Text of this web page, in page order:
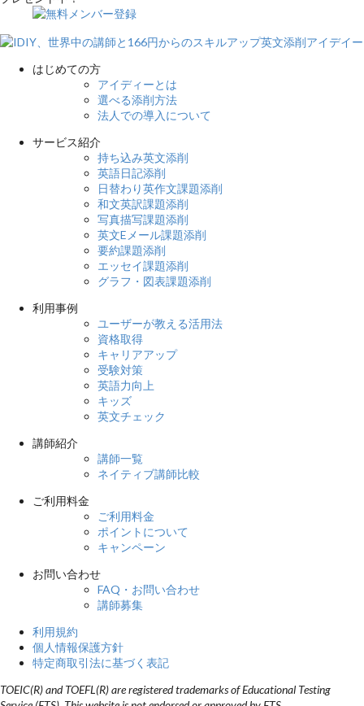
オドをつけます。 例： Mrs. （ミセス） Dr. （ドクター） No. （ナン
バー） Mt. （マウント、～山） Dec. （ディセンバー、１２月） Etc.
（エトセトラ、等々） 「,」カンマ カンマは、使い方によって意味が
Let’s eat, grandma! （おばあちゃん、食べようよ！） Let’s eat
grandma! （おばあちゃんを食べよう！） 日本語の「、」と似ていま
すが、英語ではもっと多彩な使い方をします。 カンマは文章を読み
やすくする役割があるのですが、英語では曖昧に使うということでは
在する奥が深い「カンマ」ですが、ここでは頻繁に目にする主なルー
ルを見ていきましょう。 ・３つ以上のものを列記するときに使う
例： I like apples, bananas, and oranges. ・２つの文をand、but、or
などでつなげるときに使う 例： I baked some cookies for Susan, but
she only ate one. ・IfやWhenなどを主節より前に置くときに使う
例： If you will do your homework, the teacher will be happy. ・補足
表現を挿入するときに使う 例： The dog, which was very hungry, ate
all the sandwich on the table. ・日付や年号を表記するときに使う
例： On December 4, 2022, I celebrated my 50th birthday. 「:」コロ
ン 日本人にはあまり馴染みはないですが、英語ではよく目にする句
読点です。 ・最も多い使い方として、前の文章の内容を捕捉する使
い方があります。 コロンの前と後の文が、内容的にイコールにな
り、「それは・つまり・すなわち」でつなげる文になります。 ただ
し、コロンの前に来る文章は、独立した完全な文章でなければなりま
せん。 My grandmother gave me good advice: make new friends and
keep the old. ・例を挙げるとき、リストアップするときに使う These
were the things that he gave me: vegetables, fruit, bottles of milk,
bread and paper towels. ・引用文の前に使う This was a phrase said
by Anne Frank: “Whoever is happy will make others happy too.” 「;」
セミコロン コロンと同様、日本人には馴染みが薄いですが、英語で
はよく目にする句読点です。 正確に使いこなすには難易度が高い句
読点なので、使い方に迷ったら使用を避けて、新しく文を作るのが無
る方も多いのではないでしょうか？実はそれはネイティブでも同じこ
とです。 ・接続詞の代わりに文と文をつなぐ 文と文を繋ぐ役割は、
コロンと同じですが、コロンは前後の文が内容的にイコールなのに対
して、 セミコロンは前から後ろに時間・内容の流れで繋ぐニュアン
前後の文を繋げます。 下記例文を参照して、そのニュアンスをつか
んでみてくださいね。 例： We set out at dawn; the weather looked
promising. I bought a new car; it’s bright blue. ・具体的なリストを列
記する際に使う 例： The conference was attended by delegates
from Paris, France; Paris, Texas; London, UK; Stockholm, Sweden;
Colombo, Sri Lanka; and Mumbai, India. It’s as easy as a,b,c; 1,2,3;
doe, rae, mi. 「’」アポストロフィ アポストロフィはそこに文字が省
略されていることを示したり、所有を表したりします。 ・省略形の
はじめての方
アイディーとは
選べる添削方法
法人での導入について
サービス紹介
持ち込み英文添削
英語日記添削
日替わり英作文課題添削
和文英訳課題添削
写真描写課題添削
英文Eメール課題添削
要約課題添削
エッセイ課題添削
グラフ・図表課題添削
利用事例
ユーザーが教える活用法
資格取得
キャリアアップ
受験対策
英語力向上
キッズ
英文チェック
講師紹介
講師一覧
ネイティブ講師比較
ご利用料金
ご利用料金
ポイントについて
キャンペーン
お問い合わせ
FAQ・お問い合わせ
講師募集
利用規約
個人情報保護方針
特定商取引法に基づく表記
TOEIC(R) and TOEFL(R) are registered trademarks of Educational Testing